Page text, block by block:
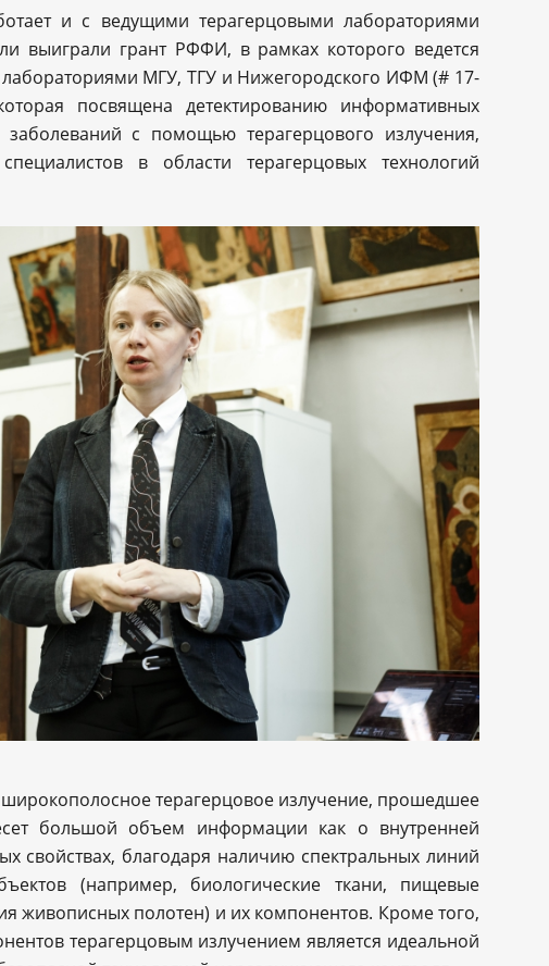
и с ведущими терагерцовыми лабораториями
выиграли грант РФФИ, в рамках которого ведется
лабораториями МГУ, ТГУ и Нижегородского ИФМ (# 17-
посвящена детектированию информативных
с помощью терагерцового излучения,
в области терагерцовых технологий
терагерцовое излучение, прошедшее
большой объем информации как о внутренней
свойствах, благодаря наличию спектральных линий
(например, биологические ткани, пищевые
живописных полотен) и их компонентов. Кроме того,
терагерцовым излучением является идеальной